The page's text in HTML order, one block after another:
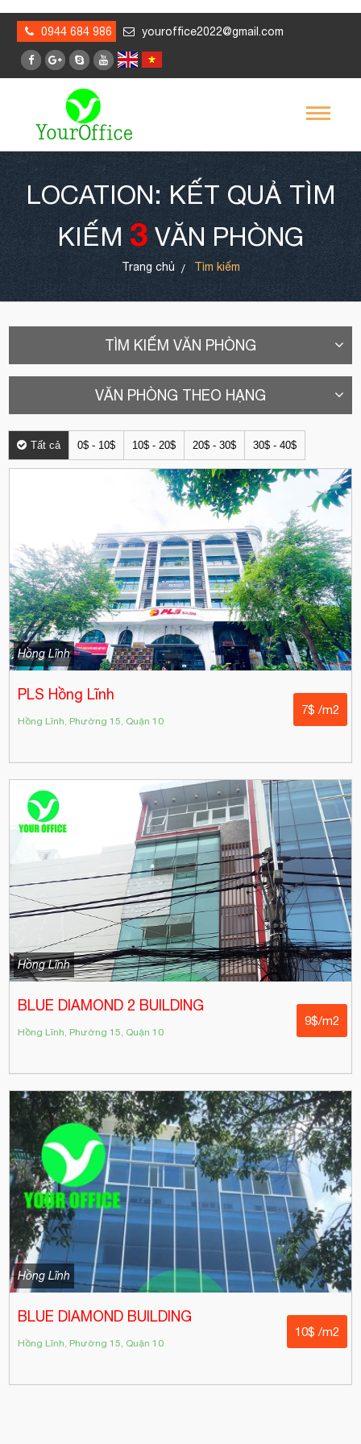
0944 684 986 youroffice2022@gmail.com
LOCATION: KẾT QUẢ TÌM
KIẾM3VĂN PHÒNG
Trang chủ Tìm kiếm
TÌM KIẾM VĂN PHÒNG
VĂN PHÒNG THEO HẠNG
Tất cả 0$ - 10$ 10$ - 20$ 20$ - 30$ 30$ - 40$
Hồng Lĩnh
PLS Hồng Lĩnh
Hồng Lĩnh, Phường 15, Quận 10
7$ /m2
Hồng Lĩnh
BLUE DIAMOND 2 BUILDING
Hồng Lĩnh, Phường 15, Quận 10
9$/m2
Hồng Lĩnh
BLUE DIAMOND BUILDING
Hồng Lĩnh, Phường 15, Quận 10
10$ /m2